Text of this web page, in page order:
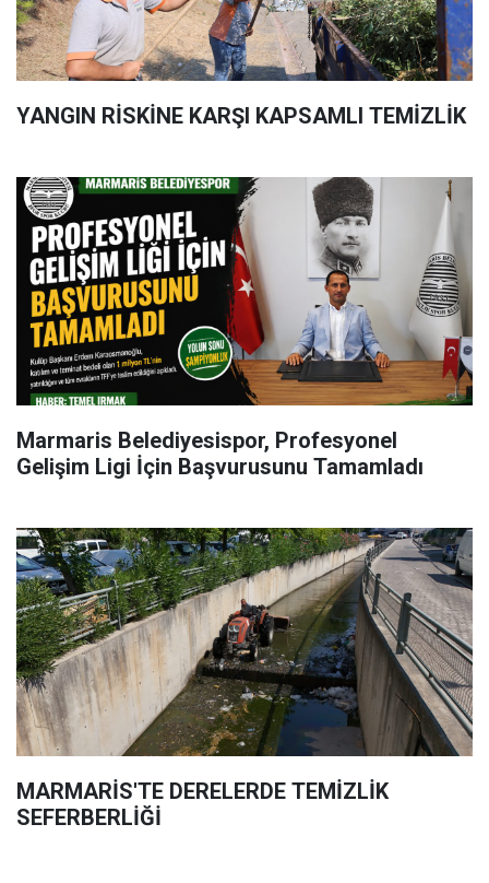
YANGIN RİSKİNE KARŞI KAPSAMLI TEMİZLİK
Marmaris Belediyesispor, Profesyonel
Gelişim Ligi İçin Başvurusunu Tamamladı
MARMARİS'TE DERELERDE TEMİZLİK
SEFERBERLİĞİ